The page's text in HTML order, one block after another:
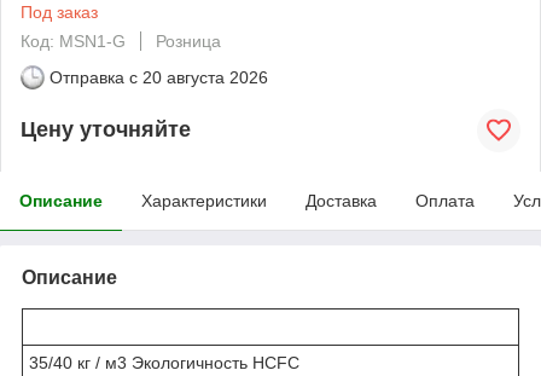
Под заказ
Код: MSN1-G
Розница
Отправка с 20 августа 2026
Цену уточняйте
Описание Характеристики Доставка Оплата
Описание
35/40 кг / м3 Экологичность HCFC